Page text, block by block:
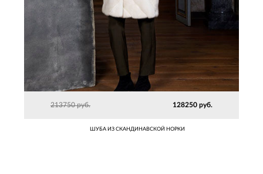
ШУБА ИЗ СКАНДИНАВСКОЙ НОРКИ
213750 руб. 128250 руб.